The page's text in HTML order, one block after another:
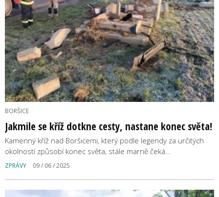
BORŠICE
Jakmile se kříž dotkne cesty, nastane konec světa!
Kamenný kříž nad Boršicemi, který podle legendy za určitých
okolností způsobí konec světa, stále marně čeká…
ZPRÁVY 09 / 06 / 2025